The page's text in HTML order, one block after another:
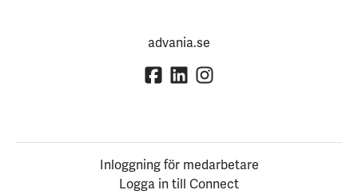
advania.se
Inloggning för medarbetare
Logga in till Connect